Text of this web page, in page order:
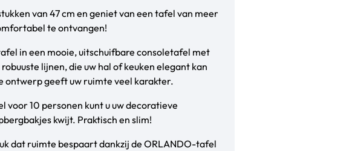
van 47 cm en geniet van een tafel van meer
te ontvangen!
in een mooie, uitschuifbare consoletafel met
lijnen, die uw hal of keuken elegant kan
ontwerp geeft uw ruimte veel karakter.
voor 10 personen kunt u uw decoratieve
kwijt. Praktisch en slim!
dat ruimte bespaart dankzij de ORLANDO-tafel